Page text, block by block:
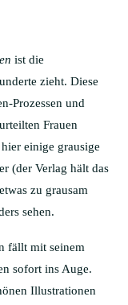
ist die
zieht. Diese
Prozessen und
Frauen
einige grausige
(der Verlag hält das
zu grausam
sehen.
fällt mit seinem
sofort ins Auge.
Illustrationen